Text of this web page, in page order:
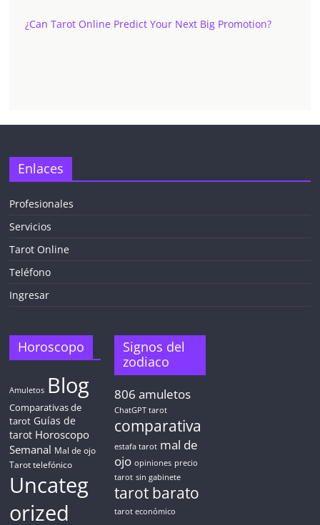
¿Can Tarot Online Predict Your Next Big Promotion?
Enlaces
Profesionales
Servicios
Tarot Online
Teléfono
Ingresar
Horoscopo
Amuletos Blog
Comparativas de
tarot Guías de
tarot Horoscopo
Semanal Mal de ojo
Tarot telefónico
Uncateg
orized
Signos del
zodiaco
806 amuletos
ChatGPT tarot
comparativa
estafa tarot mal de
ojo opiniones precio
tarot sin gabinete
tarot barato
tarot económico